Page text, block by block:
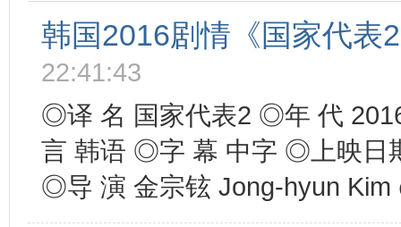
韩国2016剧情《国家代表
22:41:43
◎译 名 国家代表2 ◎年 代
言 韩语 ◎字 幕 中字 ◎上映日
◎导 演 金宗铉 Jong-hyun